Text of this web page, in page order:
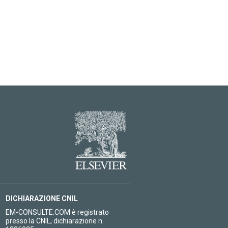
DICHIARAZIONE CNIL
EM-CONSULTE.COM è registrato
presso la CNIL, dichiarazione n.